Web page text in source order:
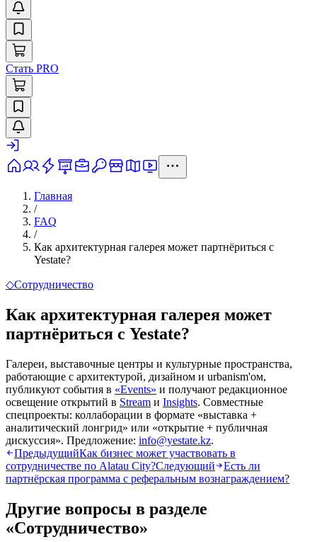
Стать PRO
Главная
/
FAQ
/
Как архитектурная галерея может партнёриться с
Yestate?
◇Сотрудничество
Как архитектурная галерея может
партнёриться с Yestate?
Галереи, выставочные центры и культурные пространства,
работающие с архитектурой, дизайном и urbanism'ом,
публикуют события в «Events» и получают редакционное
освещение открытий в Stream и Insights. Совместные
спецпроекты: коллаборации в формате «выставка +
аналитический лонгрид» или «открытие + публичная
дискуссия». Предложение: info@yestate.kz.
ПредыдущийКак бизнес может участвовать в
сотрудничестве по Alatau City?Следующий
Есть ли
партнёрская программа с реферальным вознаграждением?
Другие вопросы в разделе
«Сотрудничество»